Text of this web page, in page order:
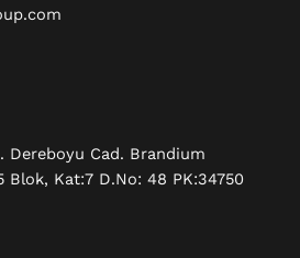
Dereboyu Cad. Brandium
Blok, Kat:7 D.No: 48 PK:34750